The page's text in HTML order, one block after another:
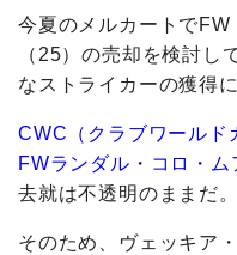
今夏のメルカートで
（25）の売却を検討し
なストライカーの獲得
CWC（クラブワールド
FWランダル・コロ・ム
去就は不透明のままだ。
そのため、ヴェッキア